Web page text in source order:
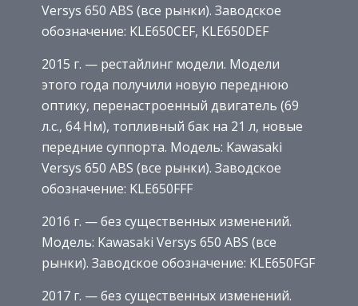
Versys 650 ABS (все рынки). Заводское
обозначение: KLE650CEF, KLE650DEF
2015 г. — рестайлинг модели. Модели
этого года получили новую переднюю
оптику, перенастроенный двигатель (69
л.с., 64 Нм), топливный бак на 21 л, новые
передние суппорта. Модель: Kawasaki
Versys 650 ABS (все рынки). Заводское
обозначение: KLE650FFF
2016 г. — без существенных изменений.
Модель: Kawasaki Versys 650 ABS (все
рынки). Заводское обозначение: KLE650FGF
2017 г. — без существенных изменений.